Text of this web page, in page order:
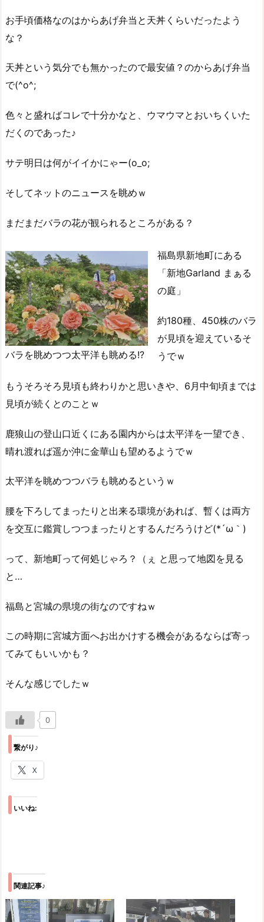
お手頃価格なのはからあげ弁当と天丼くらいだったよう
な？
天丼という気分でも無かったので最安値？のからあげ弁当
で(^o^;
色々と盛ればコレで十分かなと、ウマウマとおいちくいた
だくのであった♪
サテ明日は何がイイかにゃー(o_o;
そしてネットのニュースを眺めｗ
まだまだバラの花が観られるところがある？
バラを眺めつつ太平洋も眺める!?
福島県新地町にある
「新地Garland まぁる
の庭」
約180種、450株のバラ
が見頃を迎えているそ
うでｗ
もうそろそろ見頃も終わりかと思いきや、6月中旬頃までは
見頃が続くとのことｗ
鹿狼山の登山口近くにある園内からは太平洋を一望でき、
晴れ渡れば遥か沖に金華山も望めるようでｗ
太平洋を眺めつつバラも眺めるというｗ
腰を下ろしてまったりと出来る環境があれば、暫くは両方
を交互に鑑賞しつつまったりとするんだろうけど(*´ω｀)
って、新地町って何処じゃろ？（ぇ と思って地図を見る
と…
福島と宮城の県境の街なのですねｗ
この時期に宮城方面へお出かけする機会があるならば寄っ
てみてもいいかも？
そんな感じでしたｗ
0
繋がり♪
X
いいね:
関連記事♪